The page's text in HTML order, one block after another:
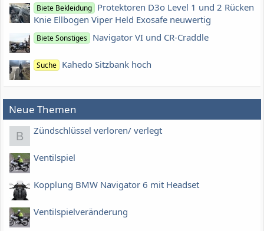
Biete Bekleidung Protektoren D3o Level 1 und 2 Rücken
Knie Ellbogen Viper Held Exosafe neuwertig
Biete Sonstiges Navigator VI und CR-Craddle
Suche Kahedo Sitzbank hoch
Neue Themen
B Zündschlüssel verloren/ verlegt
Ventilspiel
Kopplung BMW Navigator 6 mit Headset
Ventilspielveränderung